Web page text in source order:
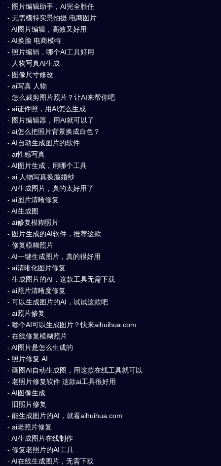
- 图片编辑助手，AI完全胜任
- 无需模特实景拍摄 电商图片
- AI图片编辑，高效又好用
- AI换脸 电商模特
- 照片编辑，哪个AI工具好用
- 人物写真AI生成
- 图像尺寸修改
- ai写真 人物
- 怎么裁剪图片照片？让AI来帮你吧
- ai证件照，用AI怎么生成
- 图片编辑器，用AI就可以了
- ai怎么把照片背景换成白色？
- AI自动生成图片的软件
- ai性感写真
- AI图片生成，用哪个工具
- ai 人物写真换脸婚纱
- AI生成图片，真的太好用了
- ai图片清晰修复
- AI生成图
- ai修复模糊照片
- 图片生成的AI软件，推荐这款
- 修复模糊照片
- AI一键生成图片，真的很好用
- ai清晰化图片修复
- 生成图片的AI，这款工具无需下载
- ai照片清晰度修复
- 可以生成图片的AI，试试这款吧
- ai照片修复
- 哪个AI可以生成图片？快来aihuihua.com
- 在线修复模糊照片
- AI图片是怎么生成的
- 照片修复 AI
- 画图AI自动生成图，用这款在线工具就可以
- 老照片修复软件 这款ai工具很好用
- AI图像生成
- 旧照片修复
- 能生成图片的AI，就看aihuihua.com
- ai老照片修复
- AI生成图片在线制作
- 修复老照片的AI工具
- AI在线生成图片，无需下载